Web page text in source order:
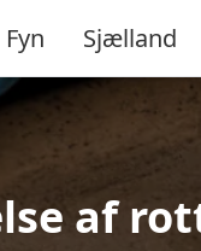
Fyn Sjælland
af